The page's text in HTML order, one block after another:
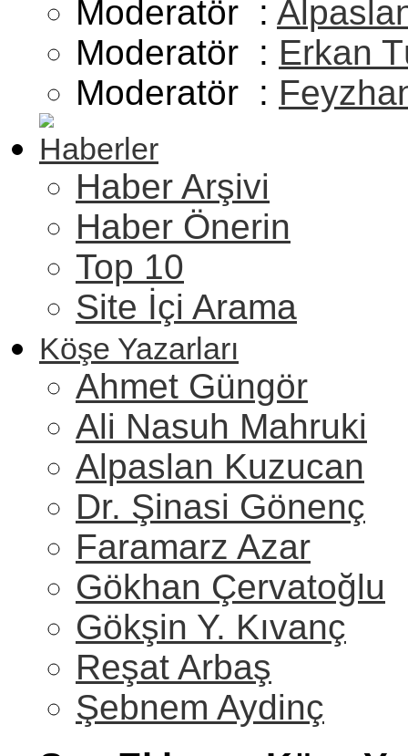
Moderatör :
Moderatör : Erkan
Moderatör :
Haberler
Haber Arşivi
Haber Önerin
Top 10
Site İçi Arama
Köşe Yazarları
Ahmet Güngör
Ali Nasuh Mahruki
Alpaslan Kuzucan
Dr. Şinasi Gönenç
Faramarz Azar
Gökhan Çervatoğlu
Gökşin Y. Kıvanç
Reşat Arbaş
Şebnem Aydinç